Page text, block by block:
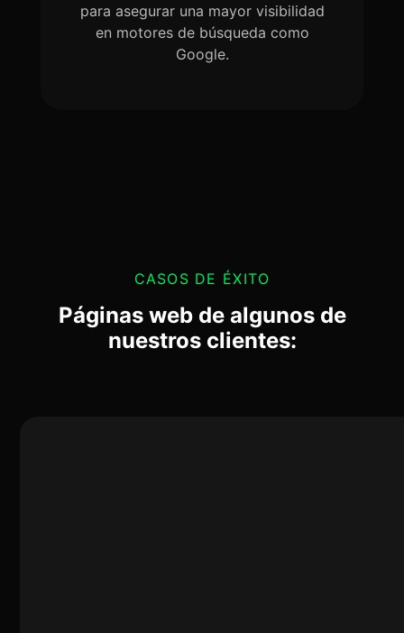
para asegurar una mayor visibilidad
en motores de búsqueda como
Google.
CASOS DE ÉXITO
Páginas web de algunos de
nuestros clientes: